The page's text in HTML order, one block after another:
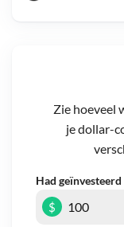
Zie hoeveel
je dollar-
Had geïnvesteerd
$